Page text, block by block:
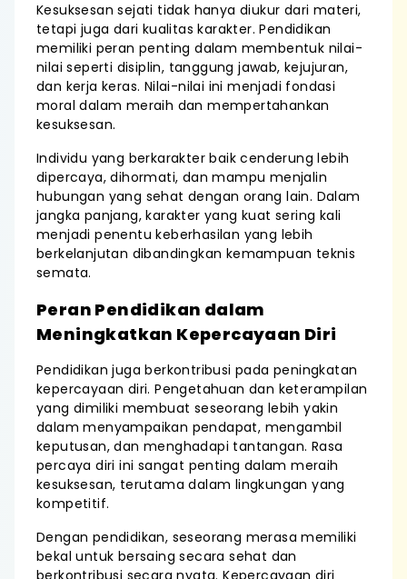
Kesuksesan sejati tidak hanya diukur dari materi,
tetapi juga dari kualitas karakter. Pendidikan
memiliki peran penting dalam membentuk nilai-
nilai seperti disiplin, tanggung jawab, kejujuran,
dan kerja keras. Nilai-nilai ini menjadi fondasi
moral dalam meraih dan mempertahankan
kesuksesan.
Individu yang berkarakter baik cenderung lebih
dipercaya, dihormati, dan mampu menjalin
hubungan yang sehat dengan orang lain. Dalam
jangka panjang, karakter yang kuat sering kali
menjadi penentu keberhasilan yang lebih
berkelanjutan dibandingkan kemampuan teknis
semata.
Peran Pendidikan dalam
Meningkatkan Kepercayaan Diri
Pendidikan juga berkontribusi pada peningkatan
kepercayaan diri. Pengetahuan dan keterampilan
yang dimiliki membuat seseorang lebih yakin
dalam menyampaikan pendapat, mengambil
keputusan, dan menghadapi tantangan. Rasa
percaya diri ini sangat penting dalam meraih
kesuksesan, terutama dalam lingkungan yang
kompetitif.
Dengan pendidikan, seseorang merasa memiliki
bekal untuk bersaing secara sehat dan
berkontribusi secara nyata. Kepercayaan diri